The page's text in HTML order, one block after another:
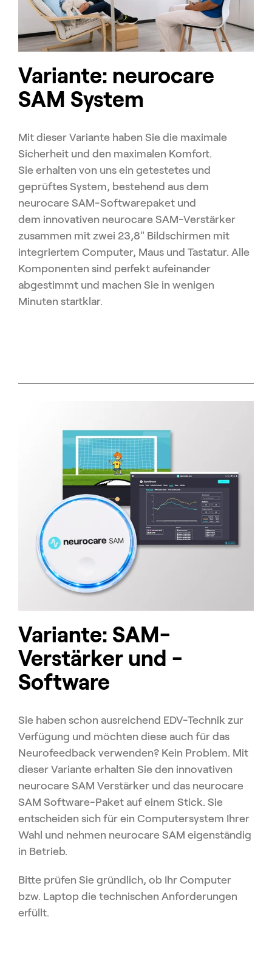
Variante: neurocare
SAM System
Mit dieser Variante haben Sie die maximale
Sicherheit und den maximalen Komfort.
Sie erhalten von uns ein getestetes und
geprüftes System, bestehend aus dem
neurocare SAM-Softwarepaket und
dem innovativen neurocare SAM-Verstärker
zusammen mit zwei 23,8" Bildschirmen mit
integriertem Computer, Maus und Tastatur. Alle
Komponenten sind perfekt aufeinander
abgestimmt und machen Sie in wenigen
Minuten startklar.
Variante: SAM-
Verstärker und -
Software
Sie haben schon ausreichend EDV-Technik zur
Verfügung und möchten diese auch für das
Neurofeedback verwenden? Kein Problem. Mit
dieser Variante erhalten Sie den innovativen
neurocare SAM Verstärker und das neurocare
SAM Software-Paket auf einem Stick. Sie
entscheiden sich für ein Computersystem Ihrer
Wahl und nehmen neurocare SAM eigenständig
in Betrieb.
Bitte prüfen Sie gründlich, ob Ihr Computer
bzw. Laptop die technischen Anforderungen
erfüllt.